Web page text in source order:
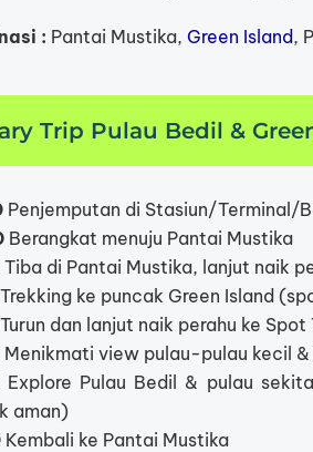
: Pantai Mustika, Green Island,
Trip Pulau Bedil &
Penjemputan di Stasiun/Terminal/
Berangkat menuju Pantai Mustika
Tiba di Pantai Mustika, lanjut naik
Trekking ke puncak Green Island
dan lanjut naik perahu ke Spot
Menikmati view pulau-pulau kecil
Explore Pulau Bedil & pulau
aman)
Kembali ke Pantai Mustika